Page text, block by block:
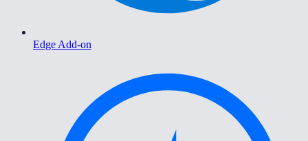
Edge Add-on